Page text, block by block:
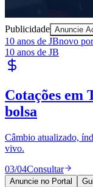
Publicidade Anuncie
10 anos de JBnovo
10 anos de JB
Cotações em
bolsa
Câmbio atualizado,
vivo.
03/04Consultar
Anuncie no Portal